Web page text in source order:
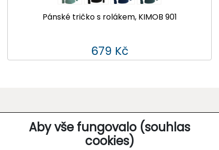
Aby vše fungovalo (souhlas
cookies)
Pánské tričko s rolákem, KIMOB 901
679 Kč
O SPOLEČNOSTI